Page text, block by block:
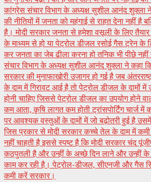
कांग्रेस संचार विभाग के अध्यक्ष सुशील आनंद शुक्ला
की नीतियों में जनता को महंगाई से राहत देना नहीं है
है। मोदी सरकार जनता से हमेशा वसूली के लिए तैयार
के माध्यम से हो या पेट्रोल डीजल रसोई गैस ट्रेन के
कर जनता का जेब ढीला करना हो तनिक भी पीछे
संचार विभाग के अध्यक्ष सुशील आनंद शुक्ला ने कहा
सरकार की मुनाफाखोरी उजागर हो गई है जब
के दाम में गिरावट आई है तो पेट्रोल डीजल के दामों
होनी चाहिए जिससे पेट्रोल डीजल का उपयोग होने
कम आता, कृषि लागत कम होती ट्रांसपोर्टिंग चार्ज में
पर आवश्यक वस्तुओं के दामों में जो बढ़ोतरी हुई है
जिस प्रकार से मोदी सरकार कच्चे तेल के दाम में
नहीं चाहती है इससे स्पष्ट है कि मोदी सरकार चंद
कठपुतली है और उन्हीं के अच्छे दिन लाने और उन्हीं
काम कर रही है। पेट्रोल-डीजल, सीएनजी और गैस
कमी करें सरकार।